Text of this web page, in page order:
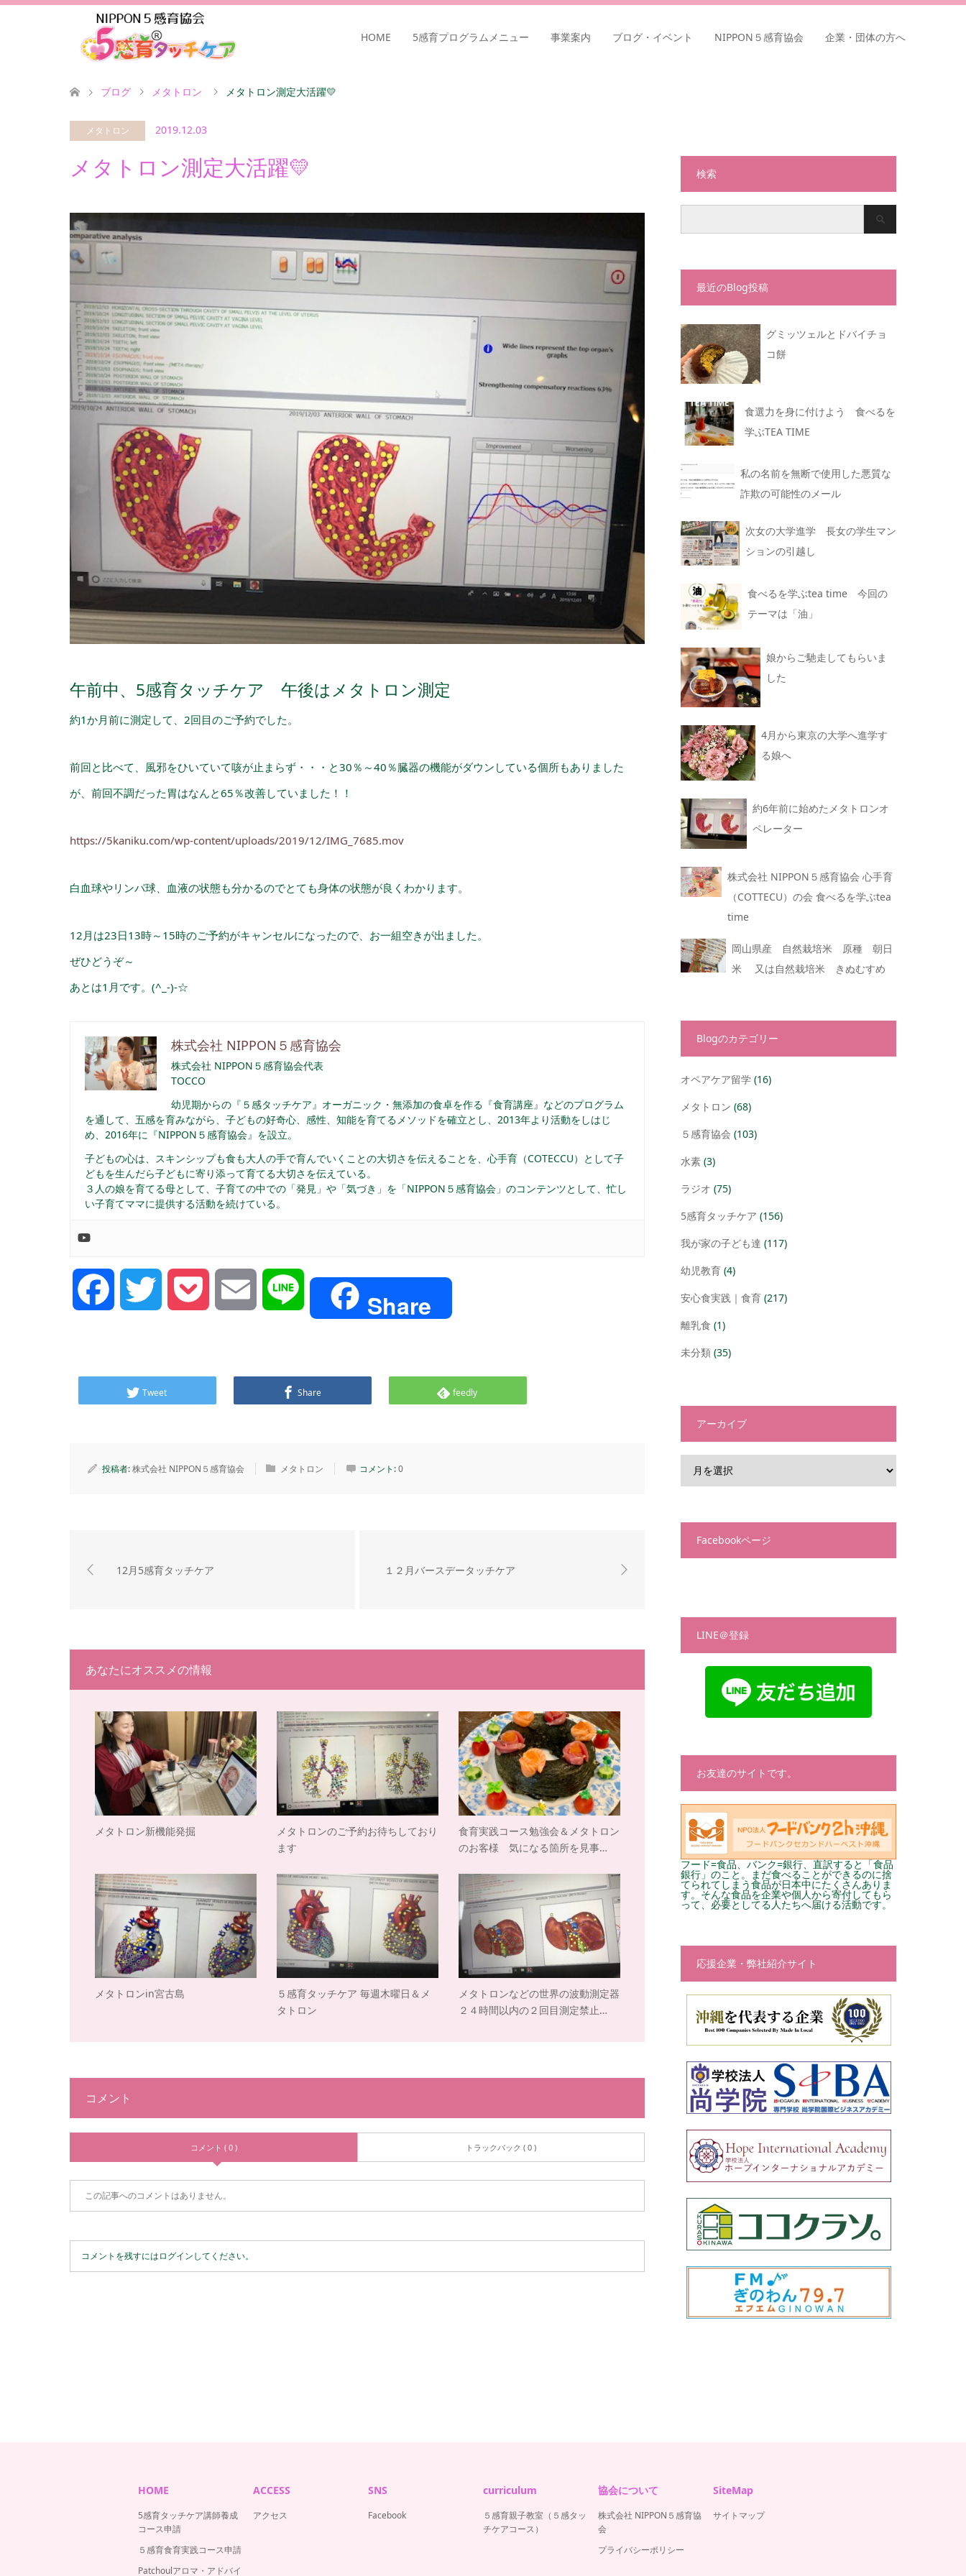
HOME 5感育プログラムメニュー 事業案内 ブログ・イベント NIPPON５感育協会 企業・団体の方へ
ブログ メタトロン メタトロン測定大活躍💛
メタトロン 2019.12.03
メタトロン測定大活躍💛
午前中、5感育タッチケア 午後はメタトロン測定
約1か月前に測定して、2回目のご予約でした。
前回と比べて、風邪をひいていて咳が止まらず・・・と30％～40％臓器の機能がダウンしている個所もありました
が、前回不調だった胃はなんと65％改善していました！！
https://5kaniku.com/wp-content/uploads/2019/12/IMG_7685.mov
白血球やリンパ球、血液の状態も分かるのでとても身体の状態が良くわかります。
12月は23日13時～15時のご予約がキャンセルになったので、お一組空きが出ました。
ぜひどうぞ～
あとは1月です。(^_-)-☆
株式会社 NIPPON５感育協会
株式会社 NIPPON５感育協会代表
TOCCO
幼児期からの『５感タッチケア』オーガニック・無添加の食卓を作る『食育講座』などのプログラム
を通して、五感を育みながら、子どもの好奇心、感性、知能を育てるメソッドを確立とし、2013年より活動をしはじ
め、2016年に『NIPPON５感育協会』を設立。
子どもの心は、スキンシップも食も大人の手で育んでいくことの大切さを伝えることを、心手育（COTECCU）として子
どもを生んだら子どもに寄り添って育てる大切さを伝えている。
３人の娘を育てる母として、子育ての中での「発見」や「気づき」を「NIPPON５感育協会」のコンテンツとして、忙し
い子育てママに提供する活動を続けている。
Facebook Twitter Pocket Email Share
Tweet Share feedly
投稿者:株式会社 NIPPON５感育協会 メタトロン コメント:0
12月5感育タッチケア １２月バースデータッチケア
あなたにオススメの情報
メタトロン新機能発掘
メタトロンのご予約お待ちしており
ます
食育実践コース勉強会＆メタトロン
のお客様 気になる箇所を見事…
メタトロンin宮古島
５感育タッチケア 毎週木曜日＆メ
タトロン
メタトロンなどの世界の波動測定器
２４時間以内の２回目測定禁止…
コメント
コメント ( 0 ) トラックバック ( 0 )
この記事へのコメントはありません。
コメントを残すにはログインしてください。
検索
最近のBlog投稿
グミッツェルとドバイチョ
コ餅
食選力を身に付けよう 食べるを
学ぶTEA TIME
私の名前を無断で使用した悪質な
詐欺の可能性のメール
次女の大学進学 長女の学生マン
ションの引越し
食べるを学ぶtea time 今回の
テーマは「油」
娘からご馳走してもらいま
した
4月から東京の大学へ進学す
る娘へ
約6年前に始めたメタトロンオ
ペレーター
株式会社 NIPPON５感育協会 心手育
（COTTECU）の会 食べるを学ぶtea
time
岡山県産 自然栽培米 原種 朝日
米 又は自然栽培米 きぬむすめ
Blogのカテゴリー
オペアケア留学 (16)
メタトロン (68)
５感育協会 (103)
水素 (3)
ラジオ (75)
5感育タッチケア (156)
我が家の子ども達 (117)
幼児教育 (4)
安心食実践｜食育 (217)
離乳食 (1)
未分類 (35)
アーカイブ
Facebookページ
LINE＠登録
お友達のサイトです。
フード=食品、バンク=銀行、直訳すると「食品
銀行」のこと。まだ食べることができるのに捨
てられてしまう食品が日本中にたくさんありま
す。そんな食品を企業や個人から寄付してもら
って、必要としてる人たちへ届ける活動です。
応援企業・弊社紹介サイト
HOME
5感育タッチケア講師養成
コース申請
５感育食育実践コース申請
Patchoulアロマ・アドバイ
ACCESS
アクセス
SNS
Facebook
curriculum
５感育親子教室（５感タッ
チケアコース）
協会について
株式会社 NIPPON５感育協
会
プライバシーポリシー
SiteMap
サイトマップ